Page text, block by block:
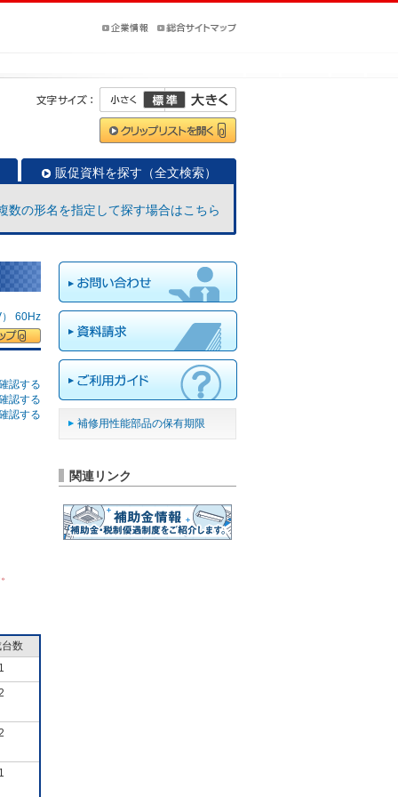
販促資料を探す（全文検索）
数の形名を指定して探す場合はこちら
60Hz
認する
認する
認する
数
1
1
補修用性能部品の保有期限
関連リンク